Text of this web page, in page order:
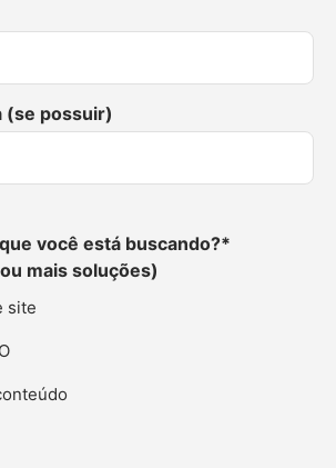
(se possuir)
você está buscando?*
mais soluções)
site